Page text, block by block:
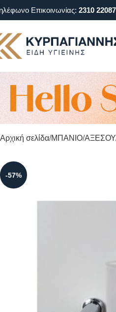
Επικοινωνίας: 2310
Αρχική σελίδα ΜΠΑΝΙΟ
-57%